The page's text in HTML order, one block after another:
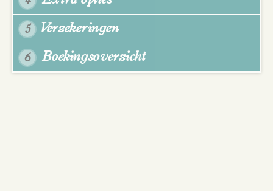
5 Verzekeringen
6 Boekingsoverzicht